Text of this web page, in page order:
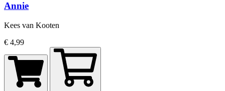
Annie
Kees van Kooten
€ 4,99